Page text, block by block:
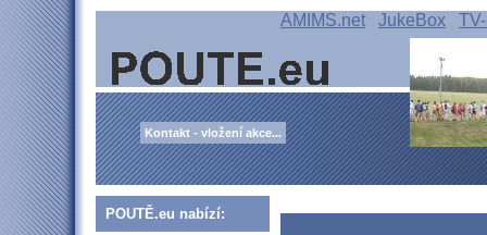
AMIMS.net JukeBox
Kontakt - vložení akce...
POUTĚ.eu nabízí: